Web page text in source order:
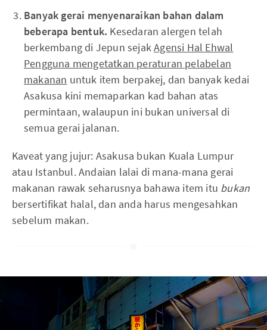
Banyak gerai menyenaraikan bahan dalam
beberapa bentuk. Kesedaran alergen telah
berkembang di Jepun sejakAgensi Hal Ehwal
Pengguna mengetatkan peraturan pelabelan
makanan untuk item berpakej, dan banyak kedai
Asakusa kini memaparkan kad bahan atas
permintaan, walaupun ini bukan universal di
semua gerai jalanan.
Kaveat yang jujur: Asakusa bukan Kuala Lumpur
atau Istanbul. Andaian lalai di mana-mana gerai
makanan rawak seharusnya bahawa item itu bukan
bersertifikat halal, dan anda harus mengesahkan
sebelum makan.